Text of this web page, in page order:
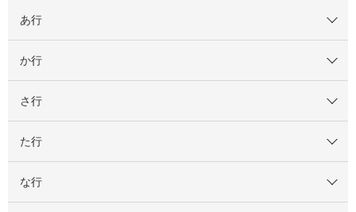
あ行
か行
さ行
た行
な行